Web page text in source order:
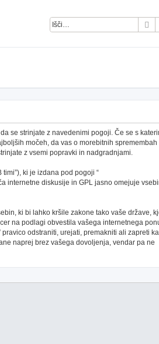
se strinjate z navedenimi pogoji. Če se s
močeh, da vas o morebitnih spremembah
z vsemi popravki in nadgradnjami.
timi”), ki je izdana pod pogoji “
internetne diskusije in GPL jasno omejuje
ki bi lahko kršile zakone tako vaše države,
na podlagi obvestila vašega internetnega
odstraniti, urejati, premakniti ali zapreti
naprej brez vašega dovoljenja, vendar pa ne